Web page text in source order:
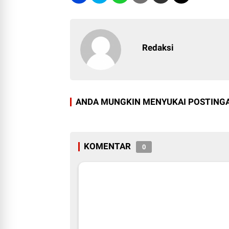
Redaksi
ANDA MUNGKIN MENYUKAI
KOMENTAR 0